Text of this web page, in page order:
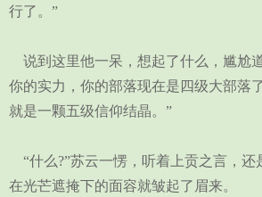
行了。”
说到这里他一呆，想起了什么，尴尬
你的实力，你的部落现在是四级大部落
就是一颗五级信仰结晶。”
“什么?”苏云一愣，听着上贡之言，还
在光芒遮掩下的面容就皱起了眉来。